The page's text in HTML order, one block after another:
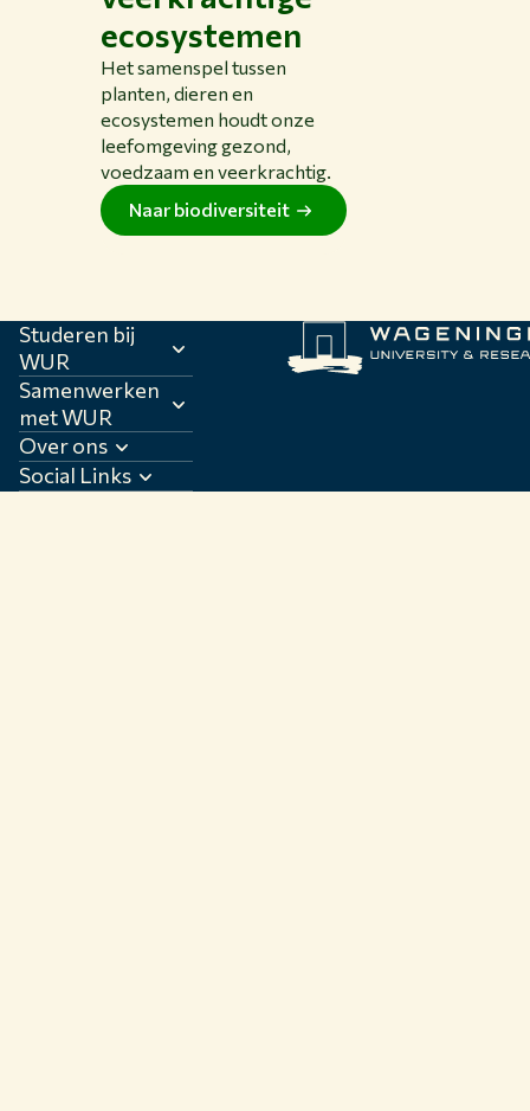
ecosystemen
Het samenspel tussen
planten, dieren en
ecosystemen houdt onze
leefomgeving gezond,
voedzaam en veerkrachtig.
Naar biodiversiteit
Studeren bij
WUR
Samenwerken
met WUR
Over ons
Social Links